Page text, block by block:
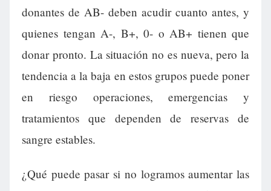
donantes de AB- deben acudir cuanto antes, y
quienes tengan A-, B+, 0- o AB+ tienen que
donar pronto. La situación no es nueva, pero la
tendencia a la baja en estos grupos puede poner
en riesgo operaciones, emergencias y
tratamientos que dependen de reservas de
sangre estables.
¿Qué puede pasar si no logramos aumentar las